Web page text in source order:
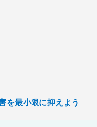
を最小限に抑えよう